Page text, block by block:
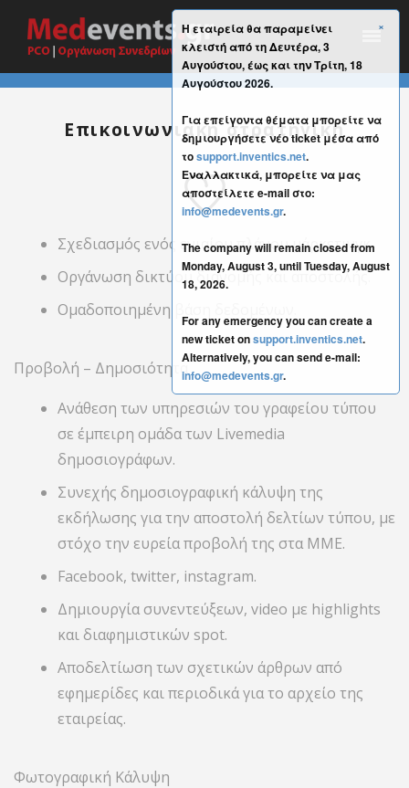
Επικοινωνιακή στρατηγική
Σχεδιασμός ενός ενιαίου πλάνου μάρκετινγκ.
Οργάνωση δικτύου διανομής και αποστολής.
Ομαδοποιημένη βάση δεδομένων.
Προβολή – Δημοσιότητα
Ανάθεση των υπηρεσιών του γραφείου τύπου
σε έμπειρη ομάδα των Livemedia
δημοσιογράφων.
Συνεχής δημοσιογραφική κάλυψη της
εκδήλωσης για την αποστολή δελτίων τύπου, με
στόχο την ευρεία προβολή της στα ΜΜΕ.
Facebook, twitter, instagram.
Δημιουργία συνεντεύξεων, video με highlights
και διαφημιστικών spot.
Αποδελτίωση των σχετικών άρθρων από
εφημερίδες και περιοδικά για το αρχείο της
εταιρείας.
Φωτογραφική Κάλυψη
×
Η εταιρεία θα παραμείνει
κλειστή από τη Δευτέρα, 3
Αυγούστου, έως και την Τρίτη, 18
Αυγούστου 2026.
Για επείγοντα θέματα μπορείτε να
δημιουργήσετε νέο ticket μέσα από
τοsupport.inventics.net.
Εναλλακτικά, μπορείτε να μας
αποστείλετε e-mail στο:
info@medevents.gr.
The company will remain closed from
Monday, August 3, until Tuesday, August
18, 2026.
For any emergency you can create a
new ticket onsupport.inventics.net.
Alternatively, you can send e-mail:
info@medevents.gr.